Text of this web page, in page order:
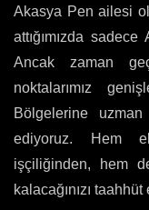
Akasya Pen ailesi
attığımızda
Ancak zaman
noktalarımız
Bölgelerine
ediyoruz. Hem
işçiliğinden, hem
kalacağınızı